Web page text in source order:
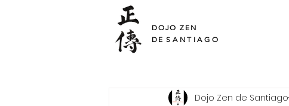
DOJO ZEN
DESANTIAGO
Dojo Zen de Santiago